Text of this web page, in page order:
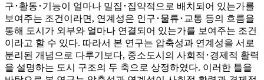
구･활동･기능이 얼마나 밀집･집약적으로 배치되어 있는가를
보여주는 조건이라면, 연계성은 인구･물류･교통 등의 흐름을
통해 도시가 외부와 얼마나 연결되어 있는가를 보여주는 조건
이라고 할 수 있다. 따라서 본 연구는 압축성과 연계성을 서로
분리된 개념으로 다루기보다, 중소도시의 사회적･경제적 활력
을 설명하는 도시 구조의 두 축으로 상정하였다. 이러한 틀을